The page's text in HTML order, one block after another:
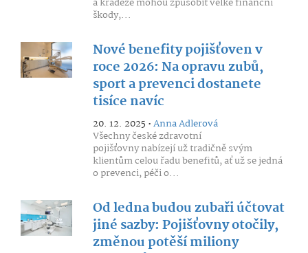
škody,...
Nové benefity pojišťoven v
roce 2026: Na opravu zubů,
sport a prevenci dostanete
tisíce navíc
20. 12. 2025 •Anna Adlerová
Všechny české zdravotní
pojišťovny nabízejí už tradičně svým
klientům celou řadu benefitů, ať už se jedná
o prevenci, péči o...
Od ledna budou zubaři účtovat
jiné sazby: Pojišťovny otočily,
změnou potěší miliony